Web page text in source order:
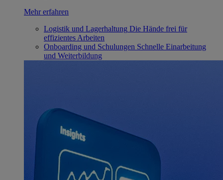
Mehr erfahren
Logistik und Lagerhaltung Die Hände frei für
effizientes Arbeiten
Onboarding und Schulungen Schnelle Einarbeitung
und Weiterbildung